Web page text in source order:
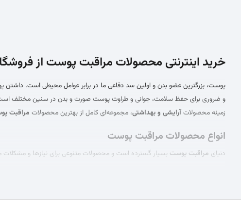
خرید اینترنتی محصولات مراقبت پوست از
پوست، بزرگترین عضو بدن و اولین سد دفاعی ما در برابر عوامل محیطی است.
و ضروری برای حفظ سلامت، جوانی و طراوت پوست صورت و بدن در سنین مختلف
زمینه محصولاتآرایشی و بهداشتی، مجموعه‌ای کامل از بهترین محصولات مراقبت
انواع محصولات مراقبت پوست
دنیای مراقبت پوست بسیار گسترده است و محصولات متنوعی برای نیازها و
تونر:تونرپس از شستشو، به تنظیم pH پوست کمک کرده، باقی‌مانده آلودگی‌ها را پاک می‌کند و پوست را برای جذب بهتر محصولات بعدی آماده می‌سازد.